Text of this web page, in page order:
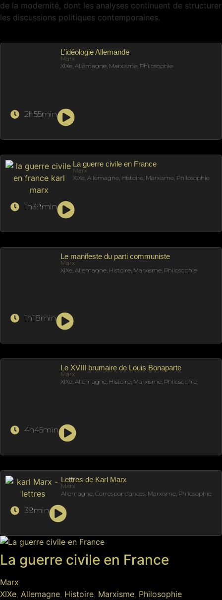
de la modernité, dont les analyses continuent de structurer
les discussions politiques contemporaines.
L’idéologie Allemande
Marx
XIXe, Allemagne, Marxisme, Philosophie
2h55min
La guerre civile en France
Marx
XIXe, Allemagne, Histoire, Marxisme, Philosophie
1h39min
Le manifeste du parti communiste
Marx
XIXe, Allemagne, Histoire, Marxisme, Philosophie
1h18min
Le XVIII brumaire de Louis Bonaparte
Marx
XIXe, Allemagne, Histoire, Marxisme, Philosophie
4h45min
Lettres de Karl Marx
Marx
Allemagne, Correspondances, Marxisme, Philosophie
39min
La guerre civile en France
Marx
XIXe, Allemagne, Histoire, Marxisme, Philosophie